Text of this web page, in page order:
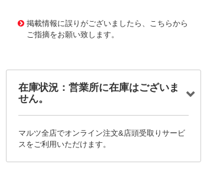
掲載情報に誤りがございましたら、こちらから
ご指摘をお願い致します。
在庫状況：営業所に在庫はございま
せん。
マルツ全店でオンライン注文&店頭受取りサービ
スをご利用いただけます。